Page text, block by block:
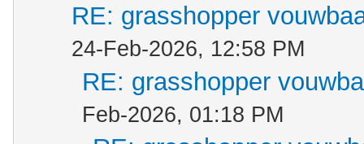
RE: grasshopper
24-Feb-2026, 12:58 PM
RE: grasshopper
Feb-2026, 01:18 PM